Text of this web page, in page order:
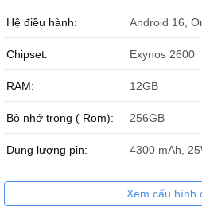
Ưu điểm nổi bật của Samsung
năng hiển thị sắc nét, màu sắc
Chipset Exynos 2600 mang lại
năng khủng, xử lý mượt các tác
Hệ điều hành: Android 16,
Chipset: Exynos 2600
RAM: 12GB
Bộ nhớ trong ( Rom): 256GB
Dung lượng pin: 4300 mAh,
Xem cấu hình